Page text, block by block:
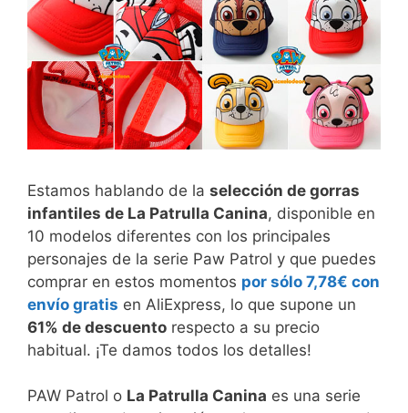
Estamos hablando de la selección de gorras
infantiles de La Patrulla Canina, disponible en
10 modelos diferentes con los principales
personajes de la serie Paw Patrol y que puedes
comprar en estos momentos por sólo 7,78€ con
envío gratis en AliExpress, lo que supone un
61% de descuento respecto a su precio
habitual. ¡Te damos todos los detalles!
PAW Patrol o La Patrulla Canina es una serie